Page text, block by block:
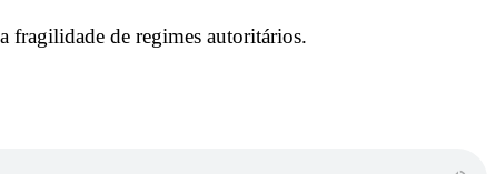
fragilidade de regimes autoritários.